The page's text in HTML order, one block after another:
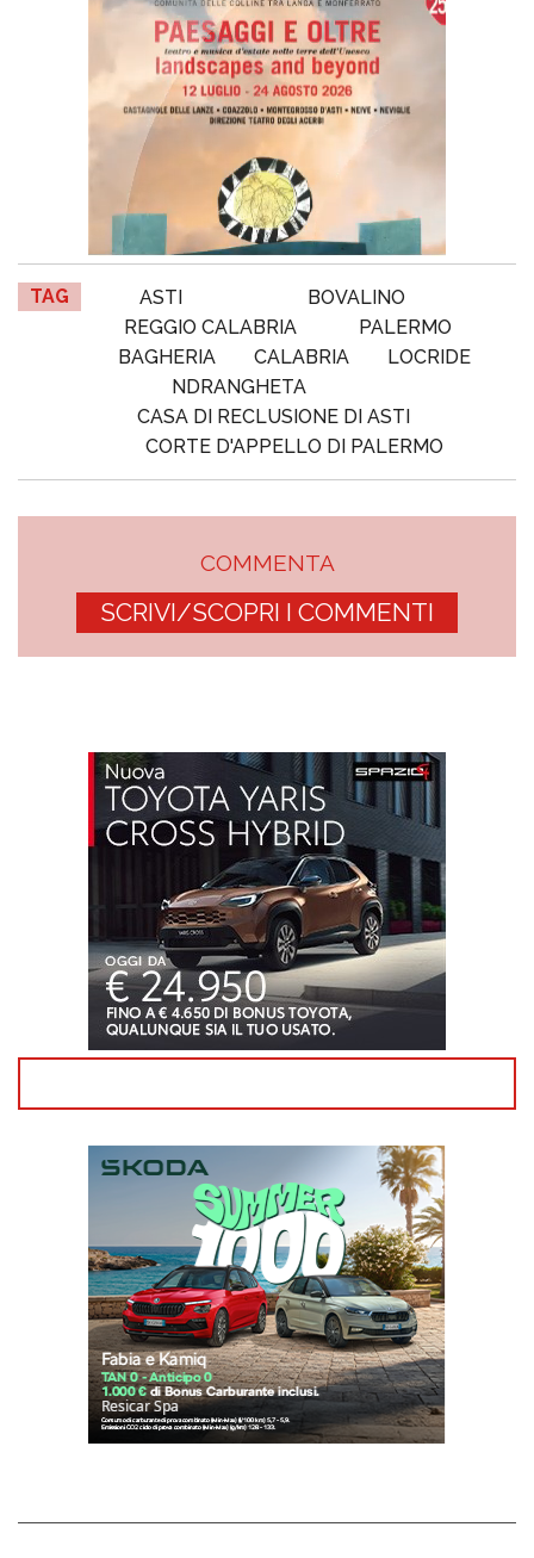
TAG ASTI
BOVALINO
REGGIO CALABRIA
PALERMO
BAGHERIA
CALABRIA
LOCRIDE
NDRANGHETA
CASA DI RECLUSIONE DI ASTI
CORTE D'APPELLO DI PALERMO
COMMENTA
SCRIVI/SCOPRI I COMMENTI